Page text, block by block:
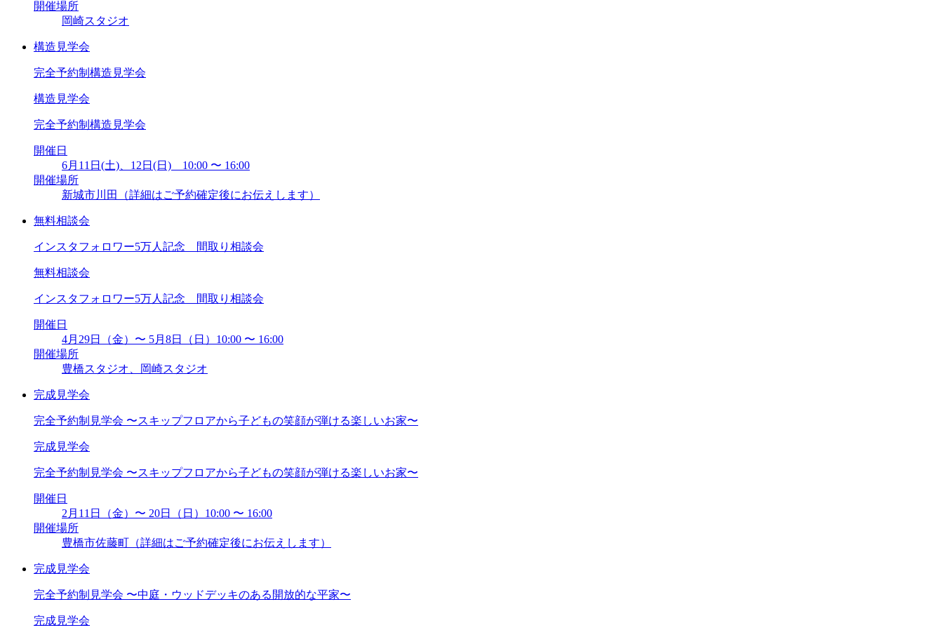
開催場所
岡崎スタジオ
構造見学会
完全予約制構造見学会
構造見学会
完全予約制構造見学会
開催日
6月11日(土)、12日(日) 10:00 〜 16:00
開催場所
新城市川田（詳細はご予約確定後にお伝えします）
無料相談会
インスタフォロワー5万人記念 間取り相談会
無料相談会
インスタフォロワー5万人記念 間取り相談会
開催日
4月29日（金）〜 5月8日（日）10:00 〜 16:00
開催場所
豊橋スタジオ、岡崎スタジオ
完成見学会
完全予約制見学会 〜スキップフロアから子どもの笑顔が弾ける楽しいお家〜
完成見学会
完全予約制見学会 〜スキップフロアから子どもの笑顔が弾ける楽しいお家〜
開催日
2月11日（金）〜 20日（日）10:00 〜 16:00
開催場所
豊橋市佐藤町（詳細はご予約確定後にお伝えします）
完成見学会
完全予約制見学会 〜中庭・ウッドデッキのある開放的な平家〜
完成見学会